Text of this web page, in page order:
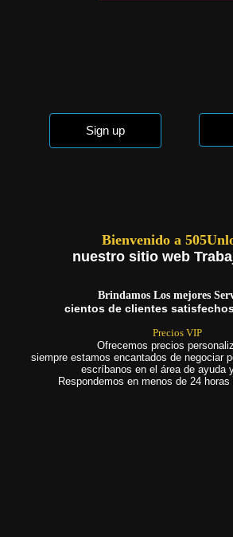
Sign up
Bienvenido a
nuestro sitio web
Brindamos Los mejores
cientos de clientes
Precios VIP
Ofrecemos precios
siempre estamos encantados de negociar
escríbanos en el área de ayuda
Respondemos en menos de 24